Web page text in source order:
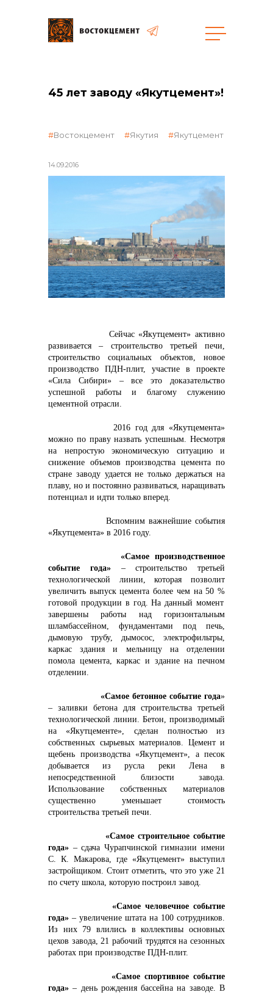
общая информация
объявленные закупки
реализация неликвидов
Контакты
+7 (423) 234 50 50
info@vostokcement.ru
45 лет заводу «Якутцемент»!
14.09.2016
Востокцемент Якутия Якутцемент
Сейчас «Якутцемент» активно
развивается – строительство третьей печи,
строительство социальных объектов, новое
производство ПДН-плит, участие в проекте
«Сила Сибири» – все это доказательство
успешной работы и благому служению
цементной отрасли.
2016 год для «Якутцемента»
можно по праву назвать успешным. Несмотря
на непростую экономическую ситуацию и
снижение объемов производства цемента по
стране заводу удается не только держаться на
плаву, но и постоянно развиваться, наращивать
потенциал и идти только вперед.
Вспомним важнейшие события
«Якутцемента» в 2016 году.
«Самое производственное
событие года»– строительство третьей
технологической линии, которая позволит
увеличить выпуск цементаболее чем на 50 %
готовой продукции в год. На данный момент
завершены работы над горизонтальным
шламбассейном, фундаментами под печь,
дымовую трубу, дымосос, электрофильтры,
каркас здания и мельницу на отделении
помола цемента, каркас и здание на печном
отделении.
«Самое бетонное событие года»
– заливки бетона для строительства третьей
технологической линии. Бетон, производимый
на «Якутцементе», сделан полностью из
собственных сырьевых материалов. Цемент и
щебень производства «Якутцемент», а песок
добывается из русла реки Лена в
непосредственной близости завода.
Использование собственных материалов
существенно уменьшает стоимость
строительства третьей печи.
«Самое строительное событие
года» – сдача Чурапчинской гимназии имени
С. К. Макарова, где «Якутцемент» выступил
застройщиком. Стоит отметить, что это уже 21
по счету школа, которую построил завод.
«Самое человечное событие
года» – увеличение штата на 100 сотрудников.
Из них 79 влились в коллективы основных
цехов завода, 21 рабочий трудятся на сезонных
работах при производстве ПДН-плит.
«Самое спортивное событие
года» – день рождения бассейна на заводе. В